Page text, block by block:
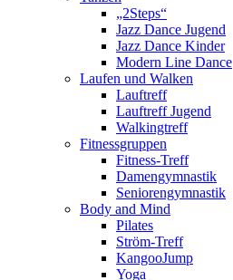
„2Steps“
Jazz Dance Jugend
Jazz Dance Kinder
Modern Line Dance
Laufen und Walken
Lauftreff
Lauftreff Jugend
Walkingtreff
Fitnessgruppen
Fitness-Treff
Damengymnastik
Seniorengymnastik
Body and Mind
Pilates
Ström-Treff
KangooJump
Yoga